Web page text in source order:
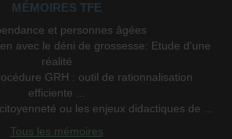
MÉMOIRES TFE
et personnes âgées
avec le déni de grossesse: Etude d'une
réalité
GRH : outil de rationnalisation
efficiente ...
ou les enjeux didactiques de ...
Tous les mémoires